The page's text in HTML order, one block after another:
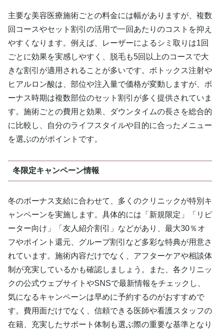
主要な美容医療施術ごとの料金には幅がありますが、複数
回コースやセット割引の活用で一回あたりのコストを抑え
やすくなります。例えば、レーザーによるシミ取りは1回
ごとに効果を実感しやすく、脱毛も5回以上のコースで大
きな割引が適用されることが多いです。ボトックス注射や
ヒアルロン酸は、部位や注入量で価格が変動しますが、ボ
ーナス時期は複数部位のセット割引が多く提供されていま
す。施術ごとの費用と効果、ダウンタイムの長さを総合的
に比較し、自分のライフスタイルや目的に合ったメニュー
を選ぶのがポイントです。
冬限定キャンペーン情報
冬のボーナス支給に合わせて、多くのクリニックが特別キ
ャンペーンを実施します。具体的には「新規限定」「リピ
ーター向け」「友人紹介割引」などがあり、最大30％オ
フやポイント還元、グループ割引など多彩な特典が用意さ
れています。施術内容だけでなく、アフターケアや相談体
制が充実しているかも確認しましょう。また、各クリニッ
クの公式ウェブサイトやSNSで最新情報をチェックし、
気になるキャンペーンは早めに予約するのがおすすめで
す。費用面だけでなく、信頼できる医師や看護スタッフの
在籍、充実したサポート体制も選ぶ際の重要な基準となり